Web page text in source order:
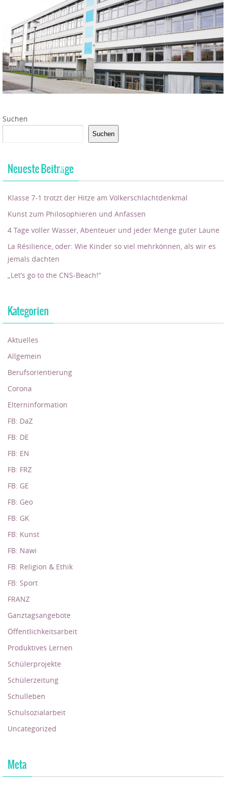
Suchen
Suchen
Neueste Beiträge
Klasse 7-1 trotzt der Hitze am Völkerschlachtdenkmal
Kunst zum Philosophieren und Anfassen
4 Tage voller Wasser, Abenteuer und jeder Menge guter Laune
La Résilience, oder: Wie Kinder so viel mehrkönnen, als wir es
jemals dachten
„Let’s go to the CNS-Beach!“
Kategorien
Aktuelles
Allgemein
Berufsorientierung
Corona
Elterninformation
FB: DaZ
FB: DE
FB: EN
FB: FRZ
FB: GE
FB: Geo
FB: GK
FB: Kunst
FB: Nawi
FB: Religion & Ethik
FB: Sport
FRANZ
Ganztagsangebote
Öffentlichkeitsarbeit
Produktives Lernen
Schülerprojekte
Schülerzeitung
Schulleben
Schulsozialarbeit
Uncategorized
Meta